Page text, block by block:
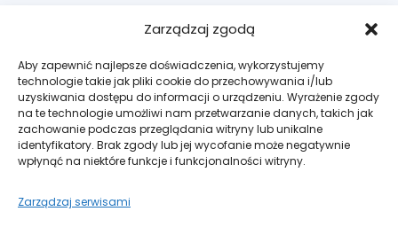
Zarządzaj zgodą
Aby zapewnić najlepsze doświadczenia, wykorzystujemy
technologie takie jak pliki cookie do przechowywania i/lub
uzyskiwania dostępu do informacji o urządzeniu. Wyrażenie zgody
na te technologie umożliwi nam przetwarzanie danych, takich jak
zachowanie podczas przeglądania witryny lub unikalne
identyfikatory. Brak zgody lub jej wycofanie może negatywnie
wpłynąć na niektóre funkcje i funkcjonalności witryny.
Zarządzaj serwisami
Adres:ul. Zbożowa 24, Kielce
Email: kontakt@bogateauto.pl
Telefon: +48 606 942 502
Godziny: Codziennie – tylko po umówieniu spotkania